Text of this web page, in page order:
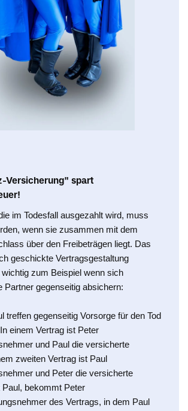
Versicherung" spart
im Todesfall ausgezahlt wird, muss
wenn sie zusammen mit dem
über den Freibeträgen liegt. Das
geschickte Vertragsgestaltung
zum Beispiel wenn sich
Partner gegenseitig absichern:
treffen gegenseitig Vorsorge für den Tod
einem Vertrag ist Peter
und Paul die versicherte
zweiten Vertrag ist Paul
und Peter die versicherte
Paul, bekommt Peter
des Vertrags, in dem Paul